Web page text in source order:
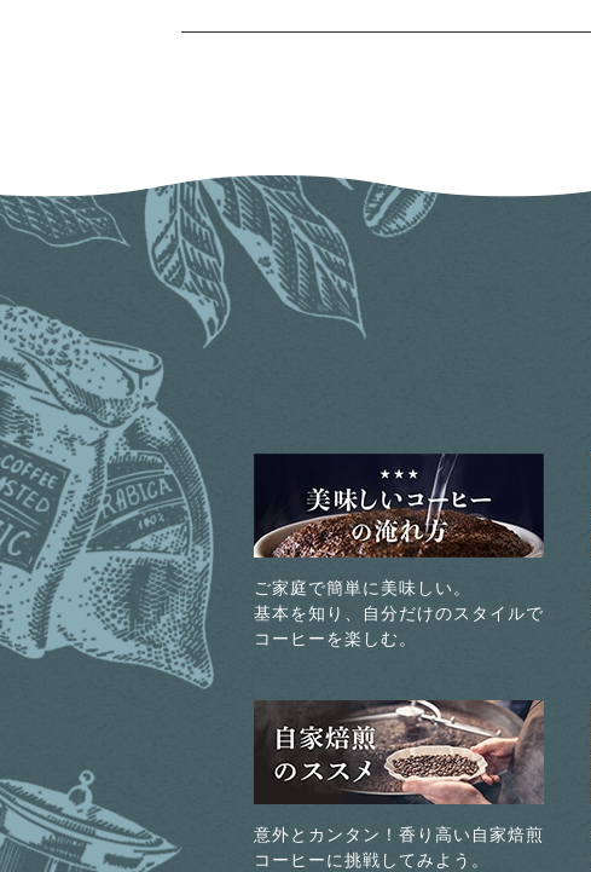
ご家庭で簡単に美味しい。
基本を知り、自分だけのスタイルで
コーヒーを楽しむ。
意外とカンタン！香り高い自家焙煎
コーヒーに挑戦してみよう。